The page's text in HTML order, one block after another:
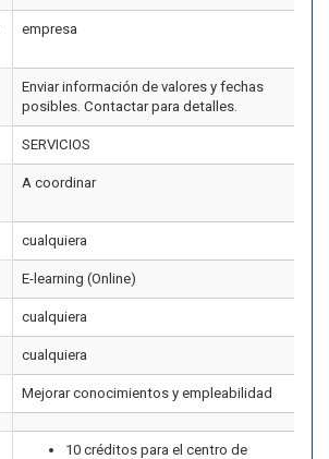
empresa
Enviar información de valores y fechas
posibles. Contactar para detalles.
SERVICIOS
A coordinar
cualquiera
E-learning (Online)
cualquiera
cualquiera
Mejorar conocimientos y empleabilidad
10 créditos para el centro de